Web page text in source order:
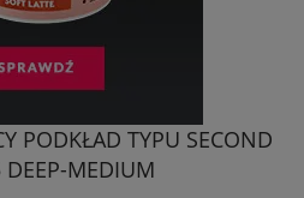
PODKŁAD TYPU SECOND
DEEP-MEDIUM